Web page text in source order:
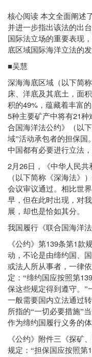
核心阅读 本文全面阐述
并进一步指出该法的出
国际法立场的重要表现
底区域国际海洋立法的
■吴慧
深海海底区域（以下简
床、洋底及其底土，面
积的49% ，蕴藏着丰富
5种主要矿产中将有21种
合国海洋法公约》（以
域”活动承包者的担保国
中国都有必要进行立法
2月 26日，《中华人民共
（以下简称《深海法》
会议审议通过。相比世
早，但在此时出现，对
展，却也是恰如其分。
我国履行《联合国海洋
《公约》第139条第1款
动，不论是由缔约国、
或法人所从事者，一律
定：“缔约国应按照第139
保这些规定得到遵守。”
一般需要国内立法通过
所指的“一切必要措施”
作为缔约国履行义务的体
《公约》附件三《探矿
规定：“担保国应按照第